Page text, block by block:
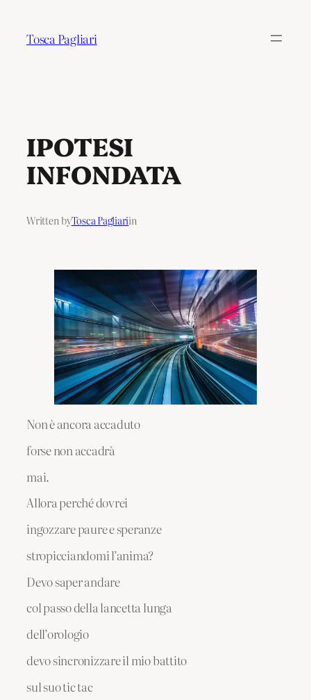
Tosca Pagliari
IPOTESI
INFONDATA
Written byTosca Pagliariin
Non è ancora accaduto
forse non accadrà
mai.
Allora perché dovrei
ingozzare paure e speranze
stropicciandomi l’anima?
Devo saper andare
col passo della lancetta lunga
dell’orologio
devo sincronizzare il mio battito
sul suo tic tac